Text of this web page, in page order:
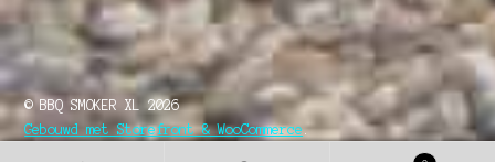
© BBQ SMOKER XL 2026
Gebouwd met Storefront & WooCommerce .